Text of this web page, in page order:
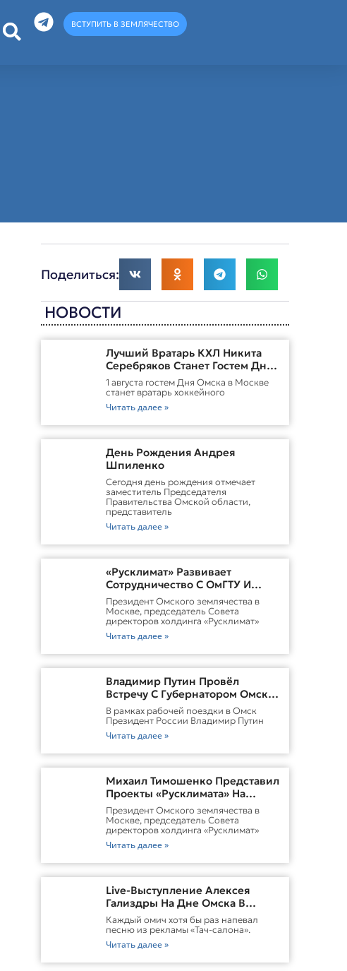
ВСТУПИТЬ В ЗЕМЛЯЧЕСТВО
Поделиться:
НОВОСТИ
Лучший Вратарь КХЛ Никита
Серебряков Станет Гостем Дня
Омска В Москве
1 августа гостем Дня Омска в Москве
станет вратарь хоккейного
Читать далее »
День Рождения Андрея
Шпиленко
Cегодня день рождения отмечает
заместитель Председателя
Правительства Омской области,
представитель
Читать далее »
«Русклимат» Развивает
Сотрудничество С ОмГТУ И
Участвует В Обновлении
Городской Среды Омска
Президент Омского землячества в
Москве, председатель Совета
директоров холдинга «Русклимат»
Читать далее »
Владимир Путин Провёл
Встречу С Губернатором Омской
Области Виталием
ХоценкоИсточник
В рамках рабочей поездки в Омск
Президент России Владимир Путин
Читать далее »
Михаил Тимошенко Представил
Проекты «Русклимата» На
Форуме России И Казахстана
Президент Омского землячества в
Москве, председатель Совета
директоров холдинга «Русклимат»
Читать далее »
Live-Выступление Алексея
Гализдры На Дне Омска В
Москве
Каждый омич хотя бы раз напевал
песню из рекламы «Тач-салона».
Читать далее »